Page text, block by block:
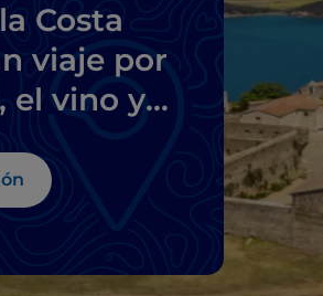
Costa
viaje por
el vino y